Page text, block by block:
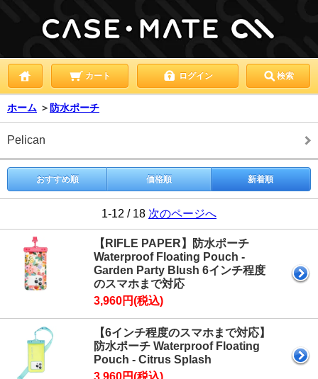
カート ログイン 検索
ホーム ＞ 防水ポーチ
Pelican
おすすめ順 価格順 新着順
1-12 / 18 次のページへ
【RIFLE PAPER】防水ポーチ
Waterproof Floating Pouch -
Garden Party Blush 6インチ程度
のスマホまで対応
3,960円(税込)
【6インチ程度のスマホまで対応】
防水ポーチ Waterproof Floating
Pouch - Citrus Splash